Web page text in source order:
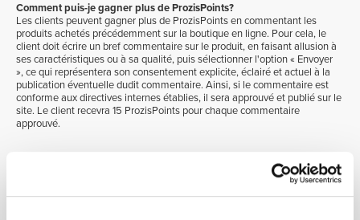
Comment puis-je gagner plus de ProzisPoints?
Les clients peuvent gagner plus de ProzisPoints en commentant les
produits achetés précédemment sur la boutique en ligne. Pour cela, le
client doit écrire un bref commentaire sur le produit, en faisant allusion à
ses caractéristiques ou à sa qualité, puis sélectionner l'option « Envoyer
», ce qui représentera son consentement explicite, éclairé et actuel à la
publication éventuelle dudit commentaire. Ainsi, si le commentaire est
conforme aux directives internes établies, il sera approuvé et publié sur le
site. Le client recevra 15 ProzisPoints pour chaque commentaire
approuvé.